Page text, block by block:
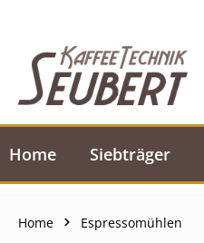
Home Siebträger
Home Espressomühlen